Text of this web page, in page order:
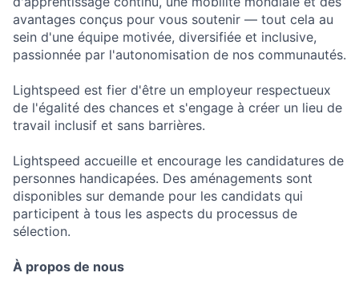
avantages conçus pour vous soutenir — tout cela au
sein d'une équipe motivée, diversifiée et inclusive,
passionnée par l'autonomisation de nos communautés.
Lightspeed est fier d'être un employeur respectueux
de l'égalité des chances et s'engage à créer un lieu de
travail inclusif et sans barrières.
Lightspeed accueille et encourage les candidatures de
personnes handicapées. Des aménagements sont
disponibles sur demande pour les candidats qui
participent à tous les aspects du processus de
sélection.
À propos de nous